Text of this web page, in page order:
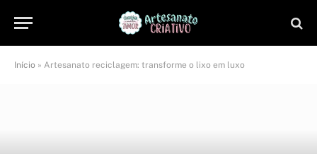
Início » Artesanato reciclagem: transforme o lixo em luxo